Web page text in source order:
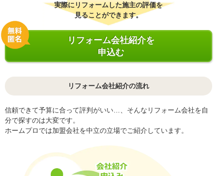
実際にリフォームした施主の評価を
見ることができます。
リフォーム会社紹介を
申込む
リフォーム会社紹介の流れ
信頼できて予算に合って評判がいい…、そんなリフォーム会社を自
分で探すのは大変です。
ホームプロでは加盟会社を中立の立場でご紹介しています。